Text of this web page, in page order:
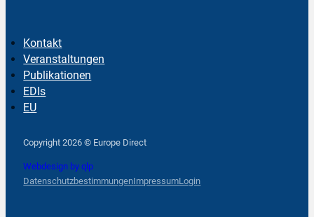
Kontakt
Veranstaltungen
Publikationen
EDIs
EU
Copyright 2026 © Europe Direct
Webdesign by qlp
DatenschutzbestimmungenImpressumLogin